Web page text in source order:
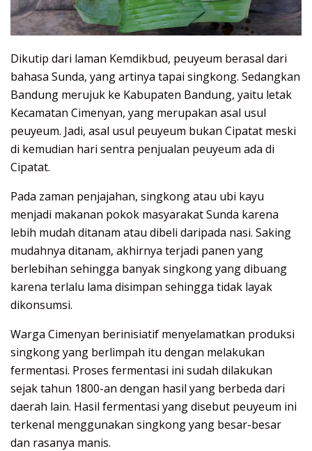
Dikutip dari laman Kemdikbud, peuyeum berasal dari
bahasa Sunda, yang artinya tapai singkong. Sedangkan
Bandung merujuk ke Kabupaten Bandung, yaitu letak
Kecamatan Cimenyan, yang merupakan asal usul
peuyeum. Jadi, asal usul peuyeum bukan Cipatat meski
di kemudian hari sentra penjualan peuyeum ada di
Cipatat.
Pada zaman penjajahan, singkong atau ubi kayu
menjadi makanan pokok masyarakat Sunda karena
lebih mudah ditanam atau dibeli daripada nasi. Saking
mudahnya ditanam, akhirnya terjadi panen yang
berlebihan sehingga banyak singkong yang dibuang
karena terlalu lama disimpan sehingga tidak layak
dikonsumsi.
Warga Cimenyan berinisiatif menyelamatkan produksi
singkong yang berlimpah itu dengan melakukan
fermentasi. Proses fermentasi ini sudah dilakukan
sejak tahun 1800-an dengan hasil yang berbeda dari
daerah lain. Hasil fermentasi yang disebut peuyeum ini
terkenal menggunakan singkong yang besar-besar
dan rasanya manis.